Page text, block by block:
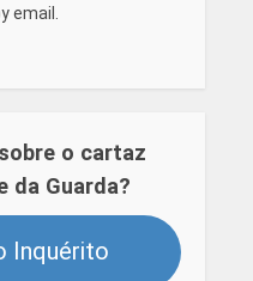
email.
o cartaz
da Guarda?
Inquérito